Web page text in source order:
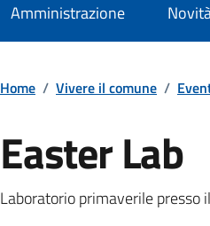
Amministrazione
Home / Vivere il comune /
Easter Lab
Dettagli
Laboratorio primaverile presso